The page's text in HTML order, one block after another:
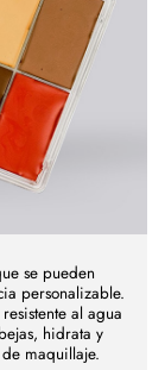
se pueden
personalizable.
al agua
hidrata y
maquillaje.